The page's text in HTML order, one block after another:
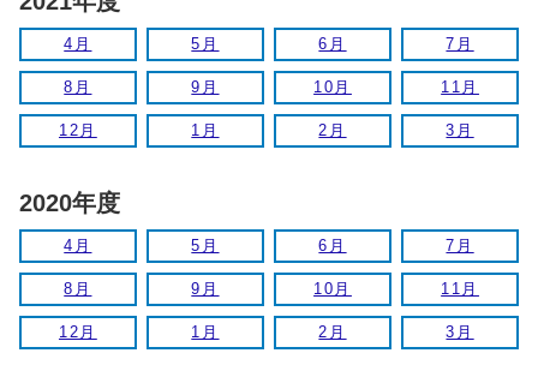
4月 5月 6月 7月
8月 9月 10月 11月
12月 1月 2月 3月
2020年度
4月 5月 6月 7月
8月 9月 10月 11月
12月 1月 2月 3月